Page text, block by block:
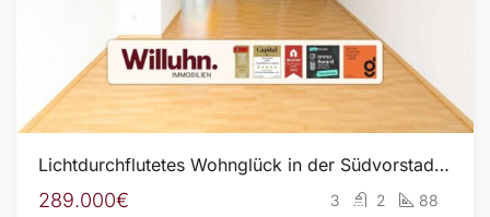
Lichtdurchflutetes Wohnglück in der Südvorstadt – 3,5 Zimmer Maisonette Wohnung
289.000€ 3 2 88